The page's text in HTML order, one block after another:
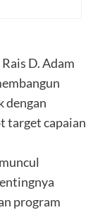
D. Adam
dengan
target capaian
program